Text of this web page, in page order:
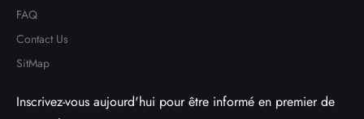
FAQ
Contact Us
SitMap
Inscrivez-vous aujourd'hui pour être informé en premier de